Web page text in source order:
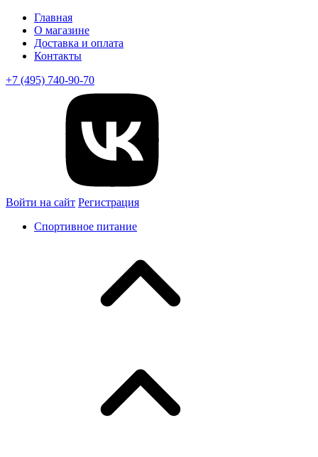
Главная
О магазине
Доставка и оплата
Контакты
+7 (495) 740-90-70
Войти на сайт Регистрация
Спортивное питание